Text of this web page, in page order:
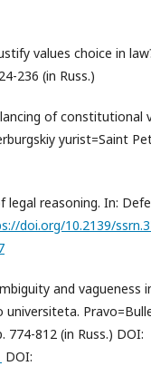
values choice in
236 (in Russ.)
of constitutional
yurist=Saint
legal reasoning. In:
doi.org/10.2139/
and vagueness
universiteta.
774-812 (in Russ.) DOI:
DOI: